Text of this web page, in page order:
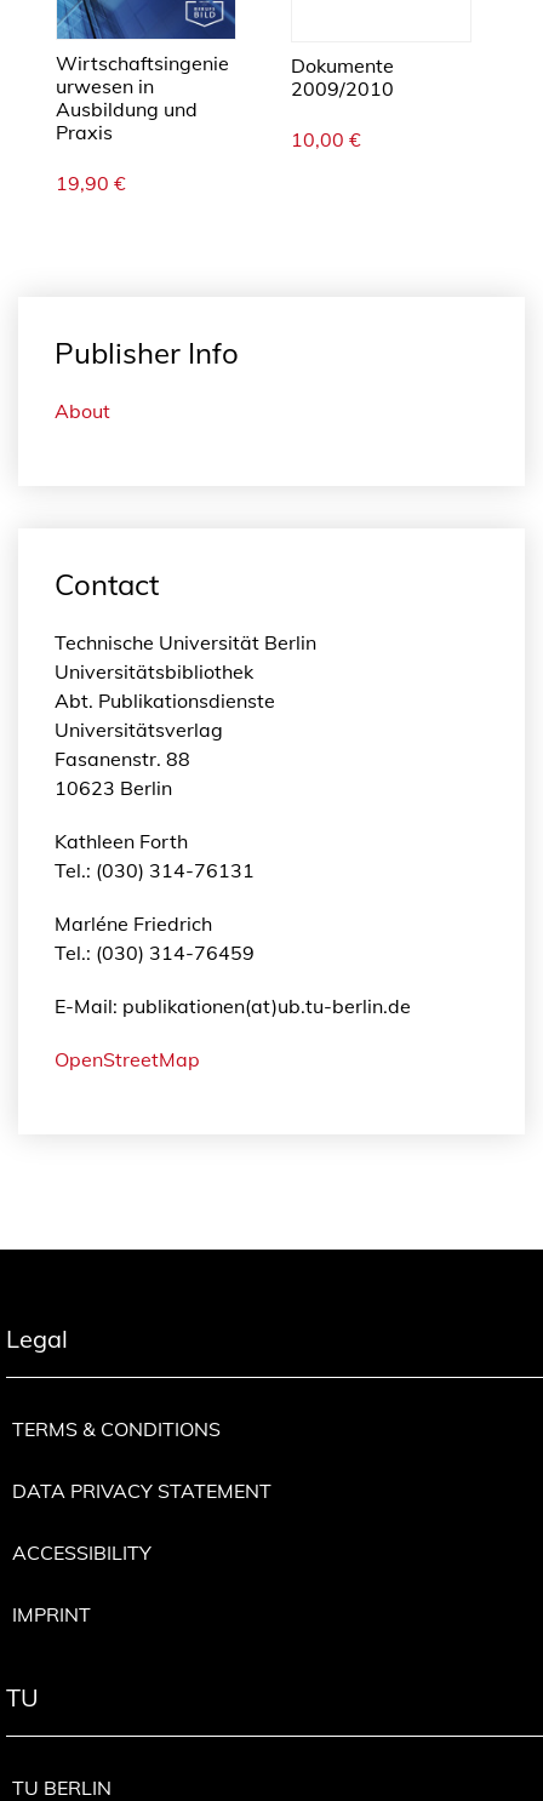
Wirtschaftsingenie
urwesen in
Ausbildung und
Praxis
19,90 €
Dokumente
2009/2010
10,00 €
Publisher Info
About
Contact
Technische Universität Berlin
Universitätsbibliothek
Abt. Publikationsdienste
Universitätsverlag
Fasanenstr. 88
10623 Berlin
Kathleen Forth
Tel.: (030) 314-76131
Marléne Friedrich
Tel.: (030) 314-76459
E-Mail: publikationen(at)ub.tu-berlin.de
OpenStreetMap
Legal
TERMS & CONDITIONS
DATA PRIVACY STATEMENT
ACCESSIBILITY
IMPRINT
TU
TU BERLIN